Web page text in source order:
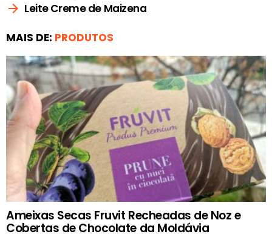
Leite Creme de Maizena
MAIS DE: PRODUTOS
Ameixas Secas Fruvit Recheadas de Noz e
Cobertas de Chocolate da Moldávia